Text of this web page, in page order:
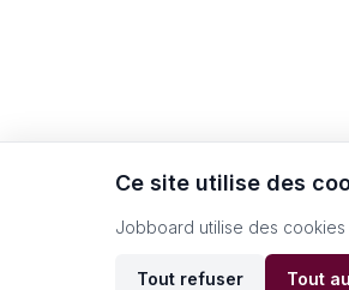
Ce site utilise des
Jobboard utilise des
Tout refuser Tout